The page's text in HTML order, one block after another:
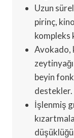
Uzun
pirinç,
kompleks
Avokado,
beyin
destekler.
İşlenmiş